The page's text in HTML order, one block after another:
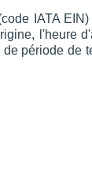
IATA
l'heure
période de